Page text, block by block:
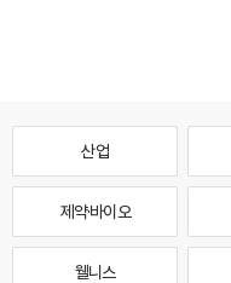
산업
제약·바이오
웰니스